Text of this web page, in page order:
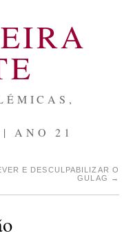
ANO 21
E DESCULPABILIZAR O
GULAG
→